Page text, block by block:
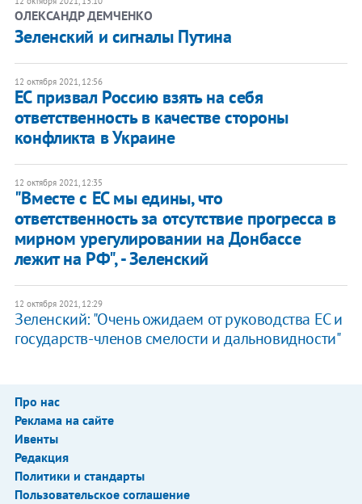
ОЛЕКСАНДР ДЕМЧЕНКО
Зеленский и сигналы Путина
12 октября 2021, 12:56
ЕС призвал Россию взять на себя
ответственность в качестве стороны
конфликта в Украине
12 октября 2021, 12:35
"Вместе с ЕС мы едины, что
ответственность за отсутствие прогресса в
мирном урегулировании на Донбассе
лежит на РФ", - Зеленский
12 октября 2021, 12:29
Зеленский: "Очень ожидаем от руководства ЕС и
государств-членов смелости и дальновидности"
Про нас
Реклама на сайте
Ивенты
Редакция
Политики и стандарты
Пользовательское соглашение